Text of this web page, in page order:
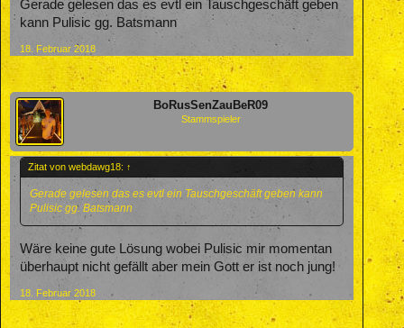
Gerade gelesen das es evtl ein Tauschgeschäft geben
kann Pulisic gg. Batsmann
18. Februar 2018
BoRusSenZauBeR09
Stammspieler
Zitat von webdawg18: ↑
Gerade gelesen das es evtl ein Tauschgeschäft geben kann
Pulisic gg. Batsmann
Wäre keine gute Lösung wobei Pulisic mir momentan
überhaupt nicht gefällt aber mein Gott er ist noch jung!
18. Februar 2018